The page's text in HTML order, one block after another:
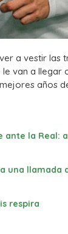
a vestir las
van a llegar
años
la Real:
una llamada
respira